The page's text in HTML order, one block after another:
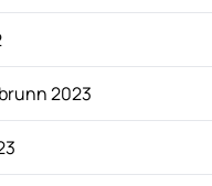
2023